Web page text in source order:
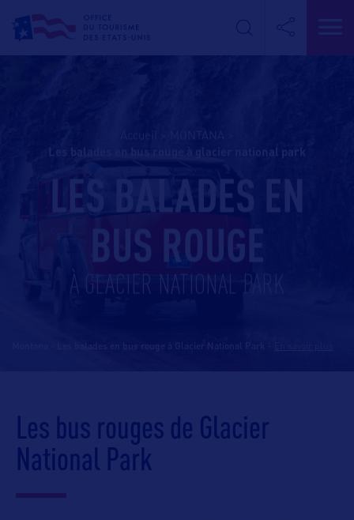
LES BALADES EN
BUS ROUGE
À GLACIER NATIONAL PARK
Les bus rouges de Glacier
National Park